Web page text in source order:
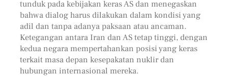
tunduk pada kebijakan keras AS dan menegaskan
bahwa dialog harus dilakukan dalam kondisi yang
adil dan tanpa adanya paksaan atau ancaman.
Ketegangan antara Iran dan AS tetap tinggi, dengan
kedua negara mempertahankan posisi yang keras
terkait masa depan kesepakatan nuklir dan
hubungan internasional mereka.